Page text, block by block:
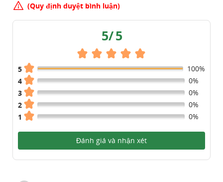
(Quy định duyệt bình luận)
5/5
5
100%
4
0%
3
0%
2
0%
1
0%
Đánh giá và nhận xét